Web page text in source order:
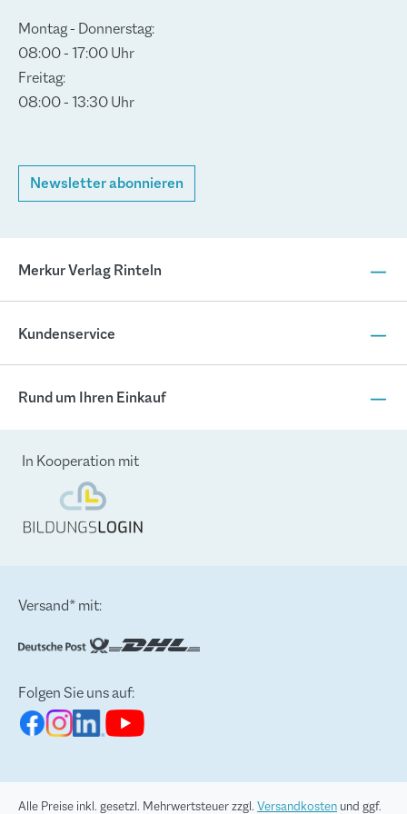
Montag - Donnerstag:
08:00 - 17:00 Uhr
Freitag:
08:00 - 13:30 Uhr
Newsletter abonnieren
Merkur Verlag Rinteln
Kundenservice
Rund um Ihren Einkauf
In Kooperation mit
Versand* mit:
Folgen Sie uns auf:
Alle Preise inkl. gesetzl. Mehrwertsteuer zzgl. Versandkosten und ggf.